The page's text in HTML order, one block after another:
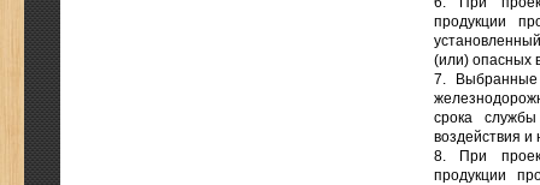
продукции
(или) опасных
7. Выбранные
срока
воздействия и
8. При
продукции